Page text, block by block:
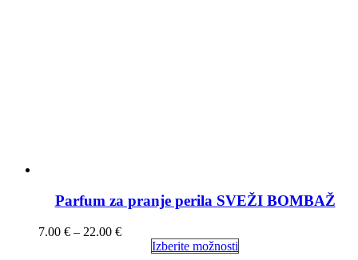
Parfum za pranje perila SVEŽI BOMBAŽ
7.00 € – 22.00 €
Izberite možnosti